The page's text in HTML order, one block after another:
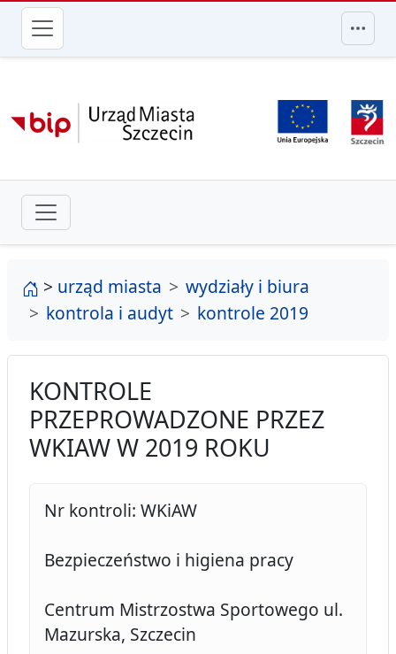
przejdź do głównego menu
strona główna
> urząd miasta
wydziały i biura
kontrola i audyt
kontrole 2019
KONTROLE
PRZEPROWADZONE PRZEZ
WKIAW W 2019 ROKU
Nr kontroli: WKiAW
Bezpieczeństwo i higiena pracy
Centrum Mistrzostwa Sportowego ul.
Mazurska, Szczecin